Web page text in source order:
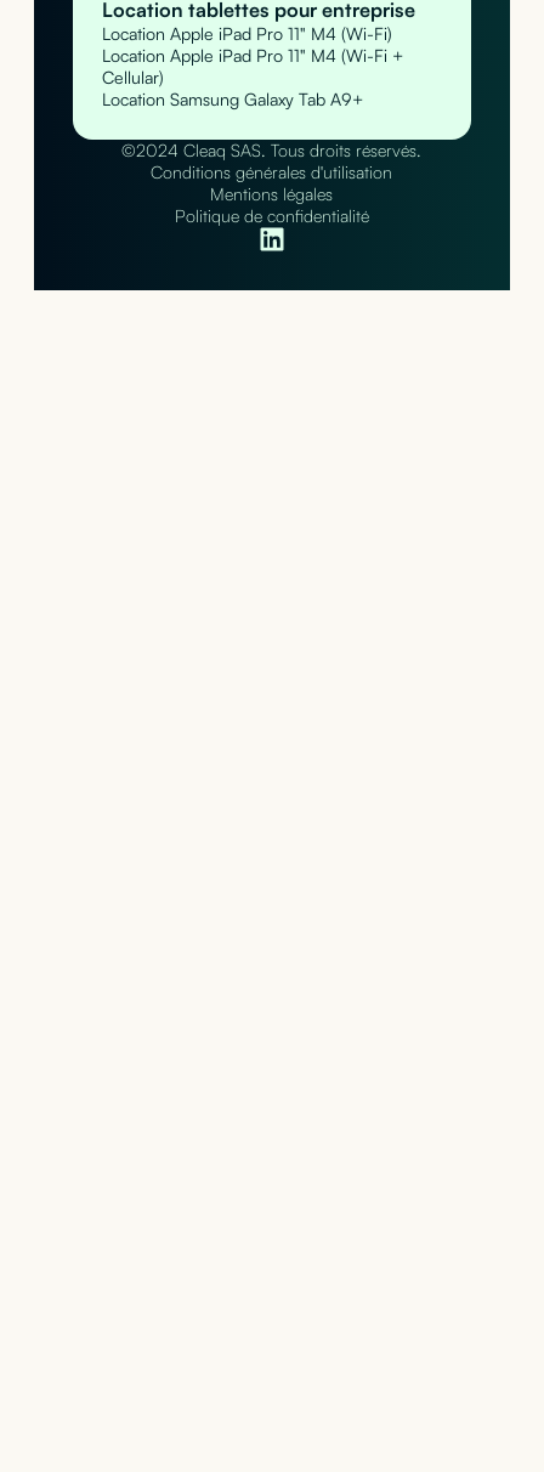
Location tablettes pour entreprise
Location Apple iPad Pro 11" M4 (Wi-Fi)
Location Apple iPad Pro 11" M4 (Wi-Fi +
Cellular)
Location Samsung Galaxy Tab A9+
©2024 Cleaq SAS. Tous droits réservés.
Conditions générales d'utilisation
Mentions légales
Politique de confidentialité